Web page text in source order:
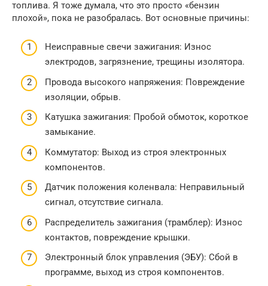
топлива. Я тоже думала, что это просто «бензин
плохой», пока не разобралась. Вот основные причины:
Неисправные свечи зажигания: Износ
электродов, загрязнение, трещины изолятора.
Провода высокого напряжения: Повреждение
изоляции, обрыв.
Катушка зажигания: Пробой обмоток, короткое
замыкание.
Коммутатор: Выход из строя электронных
компонентов.
Датчик положения коленвала: Неправильный
сигнал, отсутствие сигнала.
Распределитель зажигания (трамблер): Износ
контактов, повреждение крышки.
Электронный блок управления (ЭБУ): Сбой в
программе, выход из строя компонентов.